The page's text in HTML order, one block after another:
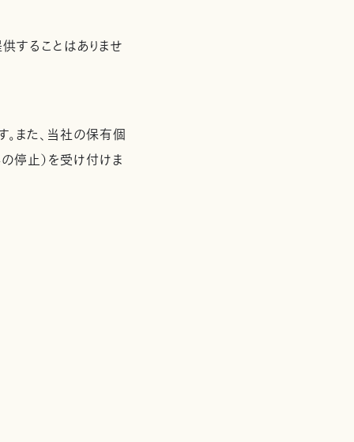
することはありませ
また、当社の保有個
停止）を受け付けま